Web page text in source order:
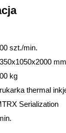
szt./min.
mm
kg
thermal inkjet
Serialization